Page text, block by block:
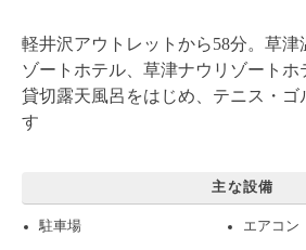
軽井沢アウトレットから58分。草津
ゾートホテル、草津ナウリゾートホ
貸切露天風呂をはじめ、テニス・ゴ
す
主な設備
駐車場 エアコン